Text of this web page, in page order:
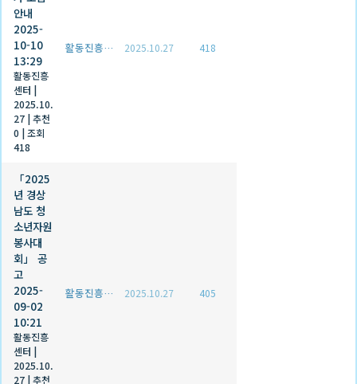
안내
2025-
10-10
13:29
활동진흥
센터 |
2025.10.
27 |추천
0 |조회
418
활동진흥센터 2025.10.27 418
「2025
년 경상
남도 청
소년자원
봉사대
회」 공
고
2025-
09-02
10:21
활동진흥
센터 |
2025.10.
27 |추천
활동진흥센터 2025.10.27 405